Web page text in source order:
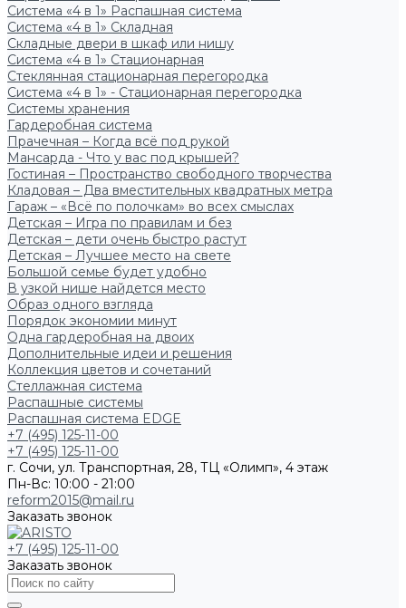
Система «4 в 1» Распашная система
Система «4 в 1» Складная
Складные двери в шкаф или нишу
Система «4 в 1» Стационарная
Стеклянная стационарная перегородка
Система «4 в 1» - Стационарная перегородка
Системы хранения
Гардеробная система
Прачечная – Когда всё под рукой
Мансарда - Что у вас под крышей?
Гостиная – Пространство свободного творчества
Кладовая – Два вместительных квадратных метра
Гараж – «Всё по полочкам» во всех смыслах
Детская – Игра по правилам и без
Детская – дети очень быстро растут
Детская – Лучшее место на свете
Большой семье будет удобно
В узкой нише найдется место
Образ одного взгляда
Порядок экономии минут
Одна гардеробная на двоих
Дополнительные идеи и решения
Коллекция цветов и сочетаний
Стеллажная система
Распашные системы
Распашная система EDGE
+7 (495) 125-11-00
+7 (495) 125-11-00
г. Сочи, ул. Транспортная, 28, ТЦ «Олимп», 4 этаж
Пн-Вс: 10:00 - 21:00
reform2015@mail.ru
Заказать звонок
+7 (495) 125-11-00
Заказать звонок